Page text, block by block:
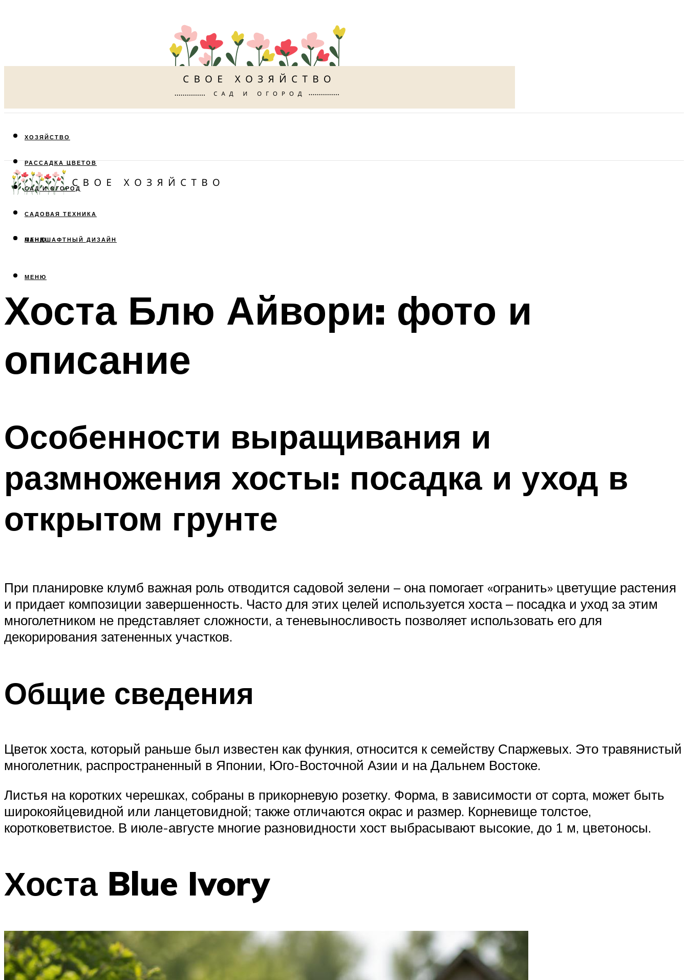
ХОЗЯЙСТВО
РАССАДКА ЦВЕТОВ
САД И ОГОРОД
САДОВАЯ ТЕХНИКА
ЛАНДШАФТНЫЙ ДИЗАЙН
МЕНЮ
МЕНЮ
Хоста Блю Айвори: фото и
описание
Особенности выращивания и
размножения хосты: посадка и уход в
открытом грунте
При планировке клумб важная роль отводится садовой зелени – она помогает «огранить» цветущие растения
и придает композиции завершенность. Часто для этих целей используется хоста ‒ посадка и уход за этим
многолетником не представляет сложности, а теневыносливость позволяет использовать его для
декорирования затененных участков.
Общие сведения
Цветок хоста, который раньше был известен как функия, относится к семейству Спаржевых. Это травянистый
многолетник, распространенный в Японии, Юго-Восточной Азии и на Дальнем Востоке.
Листья на коротких черешках, собраны в прикорневую розетку. Форма, в зависимости от сорта, может быть
широкояйцевидной или ланцетовидной; также отличаются окрас и размер. Корневище толстое,
коротковетвистое. В июле-августе многие разновидности хост выбрасывают высокие, до 1 м, цветоносы.
Хоста Blue Ivory